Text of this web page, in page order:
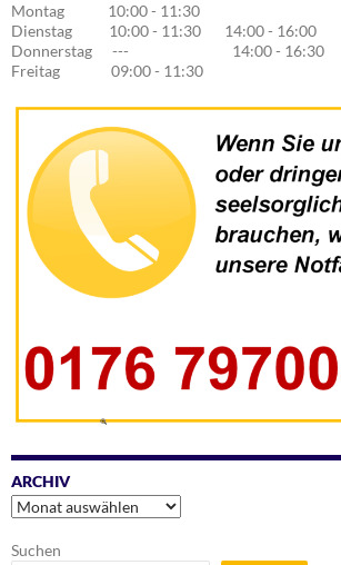
Montag 10:00 - 11:30
Dienstag 10:00 - 11:30 14:00 - 16:00
Donnerstag --- 14:00 - 16:30
Freitag 09:00 - 11:30
ARCHIV
Archiv
Suchen